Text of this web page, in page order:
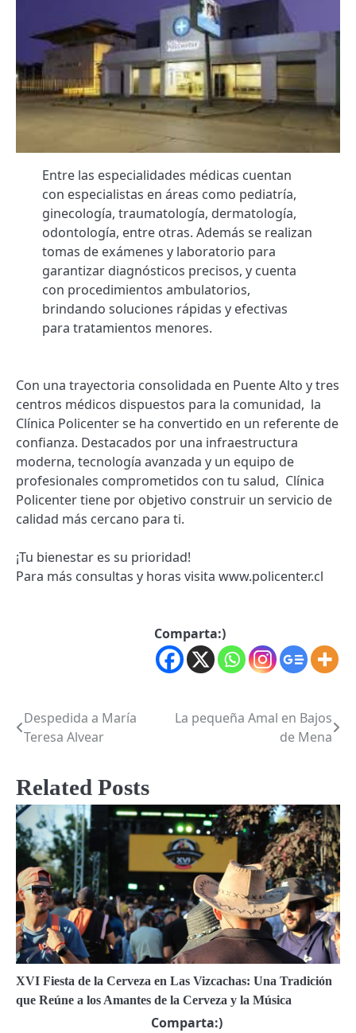
Entre las especialidades médicas cuentan
con especialistas en áreas como pediatría,
ginecología, traumatología, dermatología,
odontología, entre otras. Además se realizan
tomas de exámenes y laboratorio para
garantizar diagnósticos precisos, y cuenta
con procedimientos ambulatorios,
brindando soluciones rápidas y efectivas
para tratamientos menores.
Con una trayectoria consolidada en Puente Alto y tres
centros médicos dispuestos para la comunidad, la
Clínica Policenter se ha convertido en un referente de
confianza. Destacados por una infraestructura
moderna, tecnología avanzada y un equipo de
profesionales comprometidos con tu salud, Clínica
Policenter tiene por objetivo construir un servicio de
calidad más cercano para ti.
¡Tu bienestar es su prioridad!
Para más consultas y horas visita www.policenter.cl
Comparta:)
Post
Despedida a María
Teresa Alvear
La pequeña Amal en Bajos
de Mena
Related Posts
XVI Fiesta de la Cerveza en Las Vizcachas: Una Tradición
que Reúne a los Amantes de la Cerveza y la Música
Comparta:)